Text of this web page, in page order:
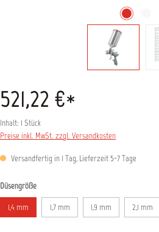
521,22 €*
Inhalt: 1 Stück
Preise inkl. MwSt. zzgl. Versandkosten
Versandfertig in 1 Tag, Lieferzeit 5-7 Tage
Düsengrößeauswählen
1,4 mm 1,7 mm 1,9 mm 2,1 mm